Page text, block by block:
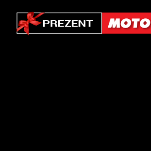
zawartości